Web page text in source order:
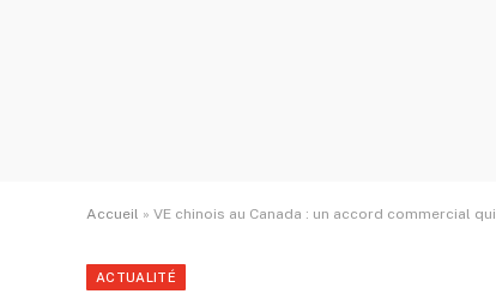
Accueil » VE chinois au Canada : un accord commercial
ACTUALITÉ